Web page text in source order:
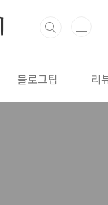
블로그팁 리